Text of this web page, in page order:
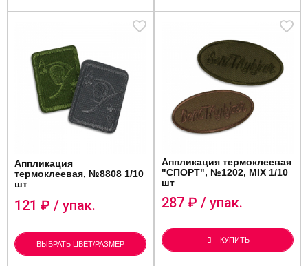
Аппликация
термоклеевая, №8808 1/10
шт
121 ₽ / упак.
ВЫБРАТЬ ЦВЕТ/РАЗМЕР
Аппликация термоклеевая
"СПОРТ", №1202, MIX 1/10
шт
287 ₽ / упак.
КУПИТЬ